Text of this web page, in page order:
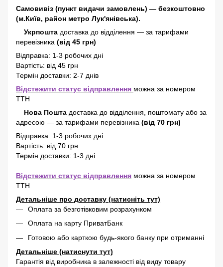
Самовивіз (пункт видачи замовлень) — безкоштовно
(м.Київ, район метро Лук'янівська).
Укрпошта доставка до відділення — за тарифами
перевізника (від 45 грн)
Відправка: 1-3 робочих дні
Вартість: від 45 грн
Термін доставки: 2-7 днів
Відстежити статус відправлення можна за номером
ТТН
Нова Пошта доставка до відділення, поштомату або за
адресою — за тарифами перевізника (від 70 грн)
Відправка: 1-3 робочих дні
Вартість: від 70 грн
Термін доставки: 1-3 дні
Відстежити статус відправлення можна за номером
ТТН
Детальніше про доставку (натисніть тут)
Оплата за безготівковим розрахунком
Оплата на карту ПриватБанк
Готовою або карткою будь-якого банку при отриманні
Детальніше (натиснути тут)
Гарантія від виробника в залежності від виду товару